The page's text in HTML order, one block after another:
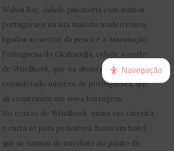
Walvis Bay, cidade piscatória com muitos
portugueses na sua maioria madeirenses
ligados ao sector da pesca e a Associação
Portuguesa do Okahandja, cidade a norte
de Windhoek, que na altura tinha um
considerado número de portugueses, que
ali construíam um nova barragem.
No centro de Windhoek, numa rua estreita
e curta só para pedestres, havia um hotel
que se tornou de imediato no ponto de
Navegação